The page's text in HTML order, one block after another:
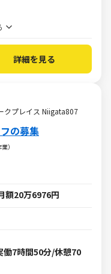
詳細を見る
クプレイス Niigata807
の募集
）
20万6976円
働7時間50分/休憩70